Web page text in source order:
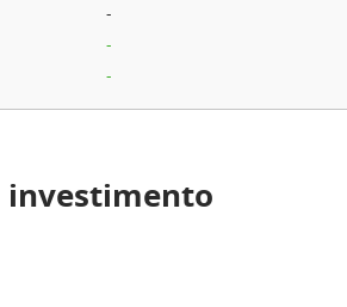
-
-
-
investimento